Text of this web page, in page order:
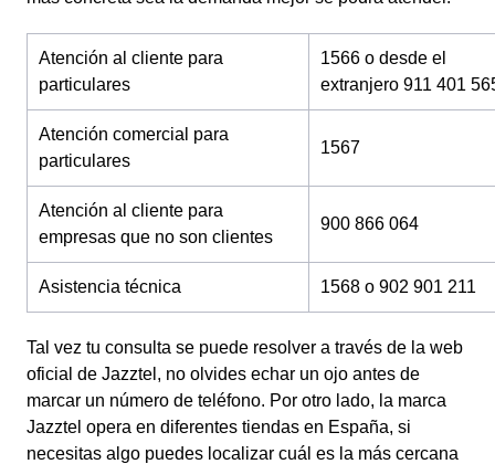
Atención al cliente para
particulares
1566 o desde el
extranjero 911 401
Atención comercial para
particulares
1567
Atención al cliente para
empresas que no son clientes
900 866 064
Asistencia técnica 1568 o 902 901 211
Tal vez tu consulta se puede resolver a través de la web
oficial de Jazztel, no olvides echar un ojo antes de
marcar un número de teléfono. Por otro lado, la marca
Jazztel opera en diferentes tiendas en España, si
necesitas algo puedes localizar cuál es la más cercana